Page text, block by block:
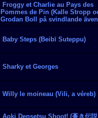
Froggy et Charlie au Pays des
Pommes de Pin (Kalle Stropp
Grodan Boll på svindlande
Baby Steps (Beibī Suteppu)
Sharky et Georges
Willy le moineau (Vili, a véreb)
Aoki Densetsu Shoot! (蒼き伝